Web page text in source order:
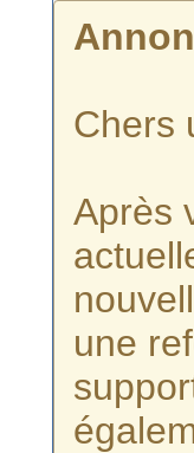
Chers
Après
une